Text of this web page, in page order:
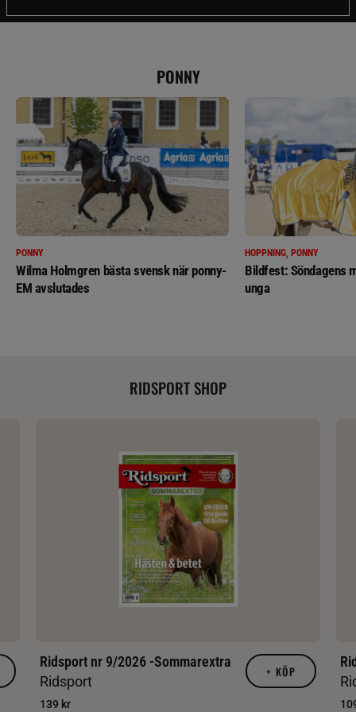
PONNY
PONNY
Wilma Holmgren bästa svensk när ponny-
EM avslutades
HOPPNING, PONNY
Bildfest: Söndagens
unga
RIDSPORT SHOP
Ridsport nr 9/2026 -Sommarextra
Ridsport
139 kr
+ KÖP